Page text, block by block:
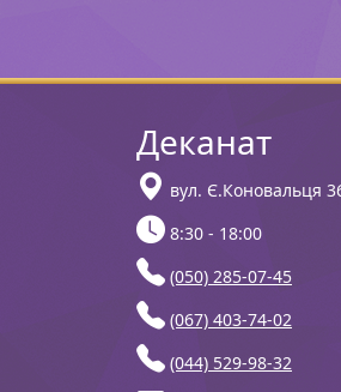
Деканат
вул. Є.Коновальця
8:30 - 18:00
(050) 285-07-45
(067) 403-74-02
(044) 529-98-32